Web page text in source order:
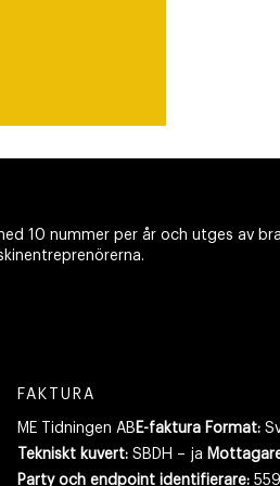
10 nummer per år och utges av
FAKTURA
ME Tidningen AB E-faktura Format:
Tekniskt kuvert:SBDH – ja
Party och endpoint identifierare: